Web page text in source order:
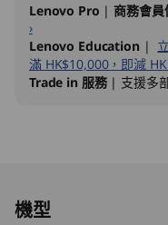
Lenovo Pro | 商務會
›
Lenovo Education |
滿 HK$10,000，即減
Trade in 服務| 支援多
機型